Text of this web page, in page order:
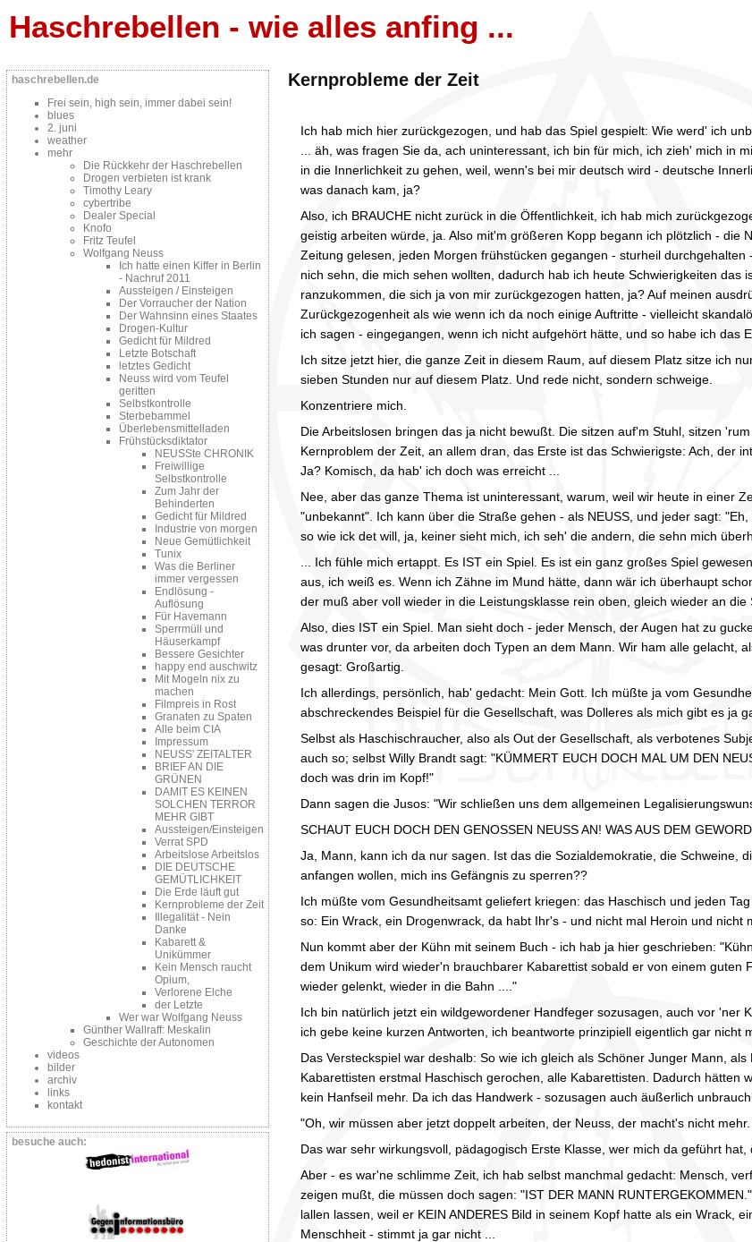
Haschrebellen - wie alles anfing ...
haschrebellen.de
Frei sein, high sein, immer dabei sein!
blues
2. juni
weather
mehr
Die Rückkehr der Haschrebellen
Drogen verbieten ist krank
Timothy Leary
cybertribe
Dealer Special
Knofo
Fritz Teufel
Wolfgang Neuss
Ich hatte einen Kiffer in Berlin
- Nachruf 2011
Aussteigen / Einsteigen
Der Vorraucher der Nation
Der Wahnsinn eines Staates
Drogen-Kultur
Gedicht für Mildred
Letzte Botschaft
letztes Gedicht
Neuss wird vom Teufel
geritten
Selbstkontrolle
Sterbebammel
Überlebensmittelladen
Frühstücksdiktator
NEUSSte CHRONIK
Freiwillige
Selbstkontrolle
Zum Jahr der
Behinderten
Gedicht für Mildred
Industrie von morgen
Neue Gemütlichkeit
Tunix
Was die Berliner
immer vergessen
Endlösung -
Auflösung
Für Havemann
Sperrmüll und
Häuserkampf
Bessere Gesichter
happy end auschwitz
Mit Mogeln nix zu
machen
Filmpreis in Rost
Granaten zu Spaten
Alle beim CIA
Impressum
NEUSS' ZEITALTER
BRIEF AN DIE
GRÜNEN
DAMIT ES KEINEN
SOLCHEN TERROR
MEHR GIBT
Aussteigen/Einsteigen
Verrat SPD
Arbeitslose Arbeitslos
DIE DEUTSCHE
GEMÜTLICHKEIT
Die Erde läuft gut
Kernprobleme der Zeit
Illegalität - Nein
Danke
Kabarett &
Unikümmer
Kein Mensch raucht
Opium,
Verlorene Elche
der Letzte
Wer war Wolfgang Neuss
Günther Wallraff: Meskalin
Geschichte der Autonomen
videos
bilder
archiv
links
kontakt
besuche auch:
Kernprobleme der Zeit
Ich hab mich hier zurückgezogen, und hab das Spiel gespielt: Wie werd' ich
... äh, was fragen Sie da, ach uninteressant, ich bin für mich, ich zieh' mich in
in die Innerlichkeit zu gehen, weil, wenn's bei mir deutsch wird - deutsche
was danach kam, ja?
Also, ich BRAUCHE nicht zurück in die Öffentlichkeit, ich hab mich
geistig arbeiten würde, ja. Also mit'm größeren Kopp begann ich plötzlich - die
Zeitung gelesen, jeden Morgen frühstücken gegangen - sturheil
nich sehn, die mich sehen wollten, dadurch hab ich heute Schwierigkeiten
ranzukommen, die sich ja von mir zurückgezogen hatten, ja? Auf meinen
Zurückgezogenheit als wie wenn ich da noch einige Auftritte - vielleicht
ich sagen - eingegangen, wenn ich nicht aufgehört hätte, und so habe ich das
Ich sitze jetzt hier, die ganze Zeit in diesem Raum, auf diesem Platz sitze ich
sieben Stunden nur auf diesem Platz. Und rede nicht, sondern schweige.
Konzentriere mich.
Die Arbeitslosen bringen das ja nicht bewußt. Die sitzen auf'm Stuhl, sitzen
Kernproblem der Zeit, an allem dran, das Erste ist das Schwierigste: Ach, der
Ja? Komisch, da hab' ich doch was erreicht ...
Nee, aber das ganze Thema ist uninteressant, warum, weil wir heute in einer
"unbekannt". Ich kann über die Straße gehen - als NEUSS, und jeder sagt:
so wie ick det will, ja, keiner sieht mich, ich seh' die andern, die sehn mich
... Ich fühle mich ertappt. Es IST ein Spiel. Es ist ein ganz großes Spiel
aus, ich weiß es. Wenn ich Zähne im Mund hätte, dann wär ich überhaupt
der muß aber voll wieder in die Leistungsklasse rein oben, gleich wieder an die
Also, dies IST ein Spiel. Man sieht doch - jeder Mensch, der Augen hat zu
was drunter vor, da arbeiten doch Typen an dem Mann. Wir ham alle gelacht,
gesagt: Großartig.
Ich allerdings, persönlich, hab' gedacht: Mein Gott. Ich müßte ja vom
abschreckendes Beispiel für die Gesellschaft, was Dolleres als mich gibt es ja
Selbst als Haschischraucher, also als Out der Gesellschaft, als verbotenes
auch so; selbst Willy Brandt sagt: "KÜMMERT EUCH DOCH MAL UM DEN
doch was drin im Kopf!"
Dann sagen die Jusos: "Wir schließen uns dem allgemeinen
SCHAUT EUCH DOCH DEN GENOSSEN NEUSS AN! WAS AUS DEM
Ja, Mann, kann ich da nur sagen. Ist das die Sozialdemokratie, die Schweine,
anfangen wollen, mich ins Gefängnis zu sperren??
Ich müßte vom Gesundheitsamt geliefert kriegen: das Haschisch und jeden
so: Ein Wrack, ein Drogenwrack, da habt Ihr's - und nicht mal Heroin und
Nun kommt aber der Kühn mit seinem Buch - ich hab ja hier geschrieben:
dem Unikum wird wieder'n brauchbarer Kabarettist sobald er von einem
wieder gelenkt, wieder in die Bahn ...."
Ich bin natürlich jetzt ein wildgewordener Handfeger sozusagen, auch vor 'ner
ich gebe keine kurzen Antworten, ich beantworte prinzipiell eigentlich gar
Das Versteckspiel war deshalb: So wie ich gleich als Schöner Junger Mann,
Kabarettisten erstmal Haschisch gerochen, alle Kabarettisten. Dadurch
kein Hanfseil mehr. Da ich das Handwerk - sozusagen auch äußerlich
"Oh, wir müssen aber jetzt doppelt arbeiten, der Neuss, der macht's nicht
Das war sehr wirkungsvoll, pädagogisch Erste Klasse, wer mich da geführt
Aber - es war'ne schlimme Zeit, ich hab selbst manchmal gedacht: Mensch,
zeigen mußt, die müssen doch sagen: "IST DER MANN
lallen lassen, weil er KEIN ANDERES Bild in seinem Kopf hatte als ein Wrack,
Menschheit - stimmt ja gar nicht ...